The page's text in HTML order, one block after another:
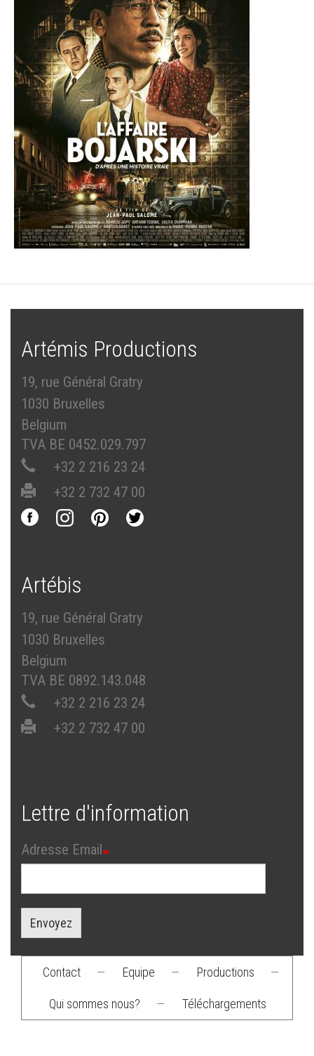
Artémis Productions
19, rue Général Gratry
1030 Bruxelles
Belgium
TVA BE 0452.029.797
+32 2 216 23 24
+32 2 732 47 00
Artébis
19, rue Général Gratry
1030 Bruxelles
Belgium
TVA BE 0892.143.048
+32 2 216 23 24
+32 2 732 47 00
Lettre d'information
Adresse Email
Envoyez
Footer
menu
Contact — Equipe — Productions —
Qui sommes nous? — Téléchargements